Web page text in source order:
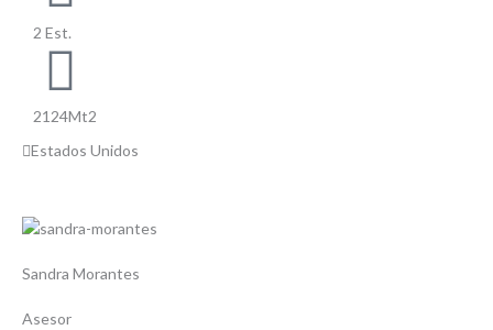
2 Est.
2124Mt2
Estados Unidos
Sandra Morantes
Asesor